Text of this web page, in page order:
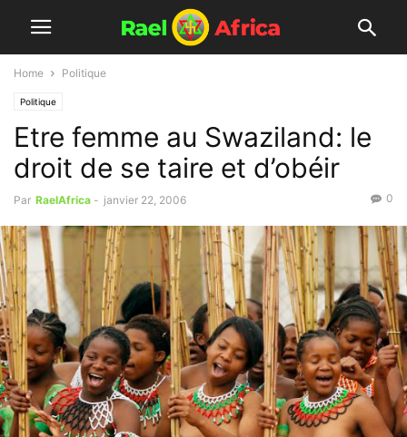
Home Politique
Politique
Etre femme au Swaziland: le
droit de se taire et d’obéir
Par RaelAfrica - janvier 22, 2006 0